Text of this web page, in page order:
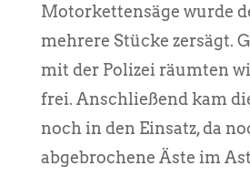
Motorkettensäge wurde
mehrere Stücke zersägt.
mit der Polizei räumten
frei. Anschließend kam
noch in den Einsatz, da
abgebrochene Äste im